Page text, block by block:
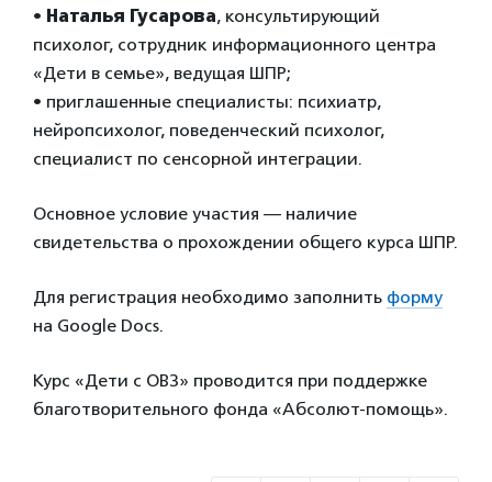
• Наталья Гусарова, консультирующий
психолог, сотрудник информационного центра
«Дети в семье», ведущая ШПР;
• приглашенные специалисты: психиатр,
нейропсихолог, поведенческий психолог,
специалист по сенсорной интеграции.
Основное условие участия — наличие
свидетельства о прохождении общего курса ШПР.
Для регистрация необходимо заполнить форму
на Google Docs.
Курс «Дети с ОВЗ» проводится при поддержке
благотворительного фонда «Абсолют-помощь».